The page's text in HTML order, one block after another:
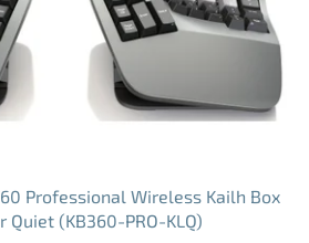
Professional Wireless Kailh Box
Quiet (KB360-PRO-KLQ)